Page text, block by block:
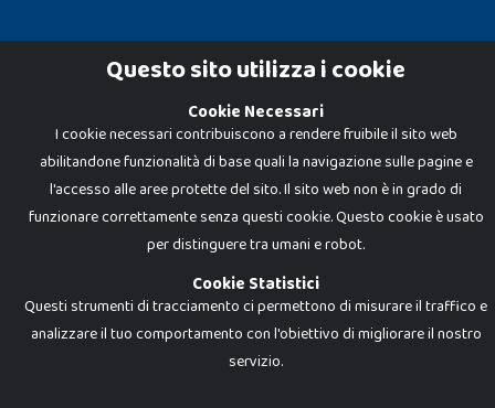
Dadi e Mattoncini è un brand di Giocabene Srl. Ogni riproduzione o utilizzo non
espressamente autorizzato è severamente vietato. Tutti i loghi, marchi,
brand elencati nel presente shop sono di proprietà dei rispettivi titolari.
I prezzi e le promozioni pubblicate potrebbero differire da quanto esposto in
negozio.
Giocabene Srl - via della Posta 8, 20123 Milano (MI)
P.IVA 02608090425 - REA AN201199 - C.S. 10.000 i.v.
Questo sito utilizza i cookie
Cookie Necessari
I cookie necessari contribuiscono a rendere fruibile il sito web
abilitandone funzionalità di base quali la navigazione sulle pagine e
l'accesso alle aree protette del sito. Il sito web non è in grado di
funzionare correttamente senza questi cookie. Questo cookie è usato
per distinguere tra umani e robot.
Cookie Statistici
Questi strumenti di tracciamento ci permettono di misurare il traffico e
analizzare il tuo comportamento con l'obiettivo di migliorare il nostro
servizio.